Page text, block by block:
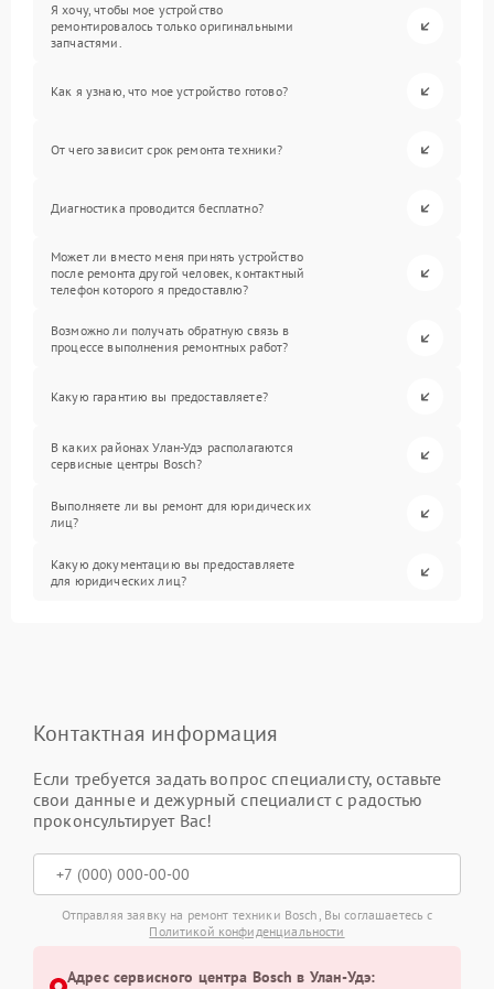
Я хочу, чтобы мое устройство
ремонтировалось только оригинальными
запчастями.
Как я узнаю, что мое устройство готово?
От чего зависит срок ремонта техники?
Диагностика проводится бесплатно?
Может ли вместо меня принять устройство
после ремонта другой человек, контактный
телефон которого я предоставлю?
Возможно ли получать обратную связь в
процессе выполнения ремонтных работ?
Какую гарантию вы предоставляете?
В каких районах Улан-Удэ располагаются
сервисные центры Bosch?
Выполняете ли вы ремонт для юридических
лиц?
Какую документацию вы предоставляете
для юридических лиц?
Контактная информация
Если требуется задать вопрос специалисту, оставьте
свои данные и дежурный специалист с радостью
проконсультирует Вас!
Отправляя заявку на ремонт техники Bosch, Вы соглашаетесь с
Политикой конфиденциальности
Адрес сервисного центра Bosch в Улан-Удэ: